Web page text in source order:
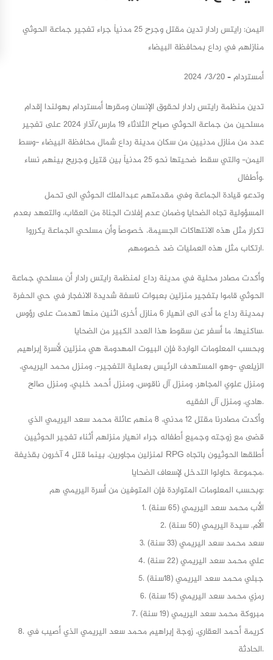
اليمن: رايتس رادار تدين مقتل وجرح 25 مدنياً جراء تفجير جماعة الحوثي
منازلهم في رداع بمحافظة البيضاء
أمستردام – 3/20/ 2024
تدين منظمة رايتس رادار لحقوق الإنسان ومقرها أمستردام بهولندا إقدام
مسلحين من جماعة الحوثي صباح الثلاثاء 19 مارس/آذار 2024 على تفجير
عدد من منازل مدنيين من سكان مدينة رداع شمال محافظة البيضاء -وسط
اليمن- والتي سقط ضحيتها نحو 25 مدنياً بين قتيل وجريح بينهم نساء
وأطفال.
وتدعو قيادة الجماعة وفي مقدمتهم عبدالملك الحوثي الى تحمل
المسؤولية تجاه الضحايا وضمان عدم إفلات الجناة من العقاب، والتعهد بعدم
تكرار مثل هذه الانتهاكات الجسيمة، خصوصاً وأن مسلحي الجماعة يكرروا
ارتكاب مثل هذه العمليات ضد خصومهم.
وأكدت مصادر محلية في مدينة رداع لمنظمة رايتس رادار أن مسلحي جماعة
الحوثي قاموا بتفجير منزلين بعبوات ناسفة شديدة الانفجار في حي الحفرة
بمدينة رداع ما أدى الى انهيار 6 منازل أخرى اثنين منها تهدمت على رؤوس
ساكنيها، ما أسفر عن سقوط هذا العدد الكبير من الضحايا.
وبحسب المعلومات الواردة فإن البيوت المهدومة هي منزلين لأسرة إبراهيم
الزيلعي -وهو المستهدف الرئيس بعملية التفجير-، ومنزل محمد اليريمي،
ومنزل علوي المجاهر، ومنزل آل ناقوس، ومنزل أحمد خلبي، ومنزل صالح
هادي، ومنزل آل الفقيه.
وأكدت مصادرنا مقتل 12 مدني، 8 منهم عائلة محمد سعد اليريمي الذي
قضى مع زوجته وجميع أطفاله جراء انهيار منزلهم أثناء تفجير الحوثيين
لمنزلين مجاورين، بينما قتل 4 آخرون بقذيفة RPG أطلقها الحوثيون باتجاه
مجموعة حاولوا التدخل لإسعاف الضحايا.
وبحسب المعلومات المتواردة فإن المتوفين من أسرة اليريمي هم:
1. الأب محمد سعد اليريمي (65 سنة)
2. الأم. سيدة اليريمي (50 سنة)
3. سعد محمد سعد اليريمي (33 سنة)
4. علي محمد سعد اليريمي (22 سنة)
5. جبلي محمد سعد اليريمي (18سنة)
6. رمزي محمد سعد اليريمي (15 سنة)
7. مبروكة محمد سعد اليريمي (19 سنة)
8. كريمة أحمد العقاري، زوجة إبراهيم محمد سعد اليريمي الذي أصيب في
الحادثة.